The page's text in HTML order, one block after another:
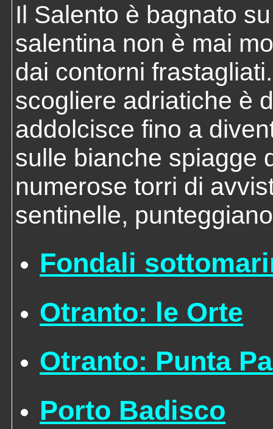
Il Salento è bagnato
salentina non è mai
dai contorni
scogliere adriatiche è
addolcisce fino a
sulle bianche spiagge
numerose torri di
sentinelle,
Fondali
Otranto: le Orte
Otranto: Punta
Porto Badisco